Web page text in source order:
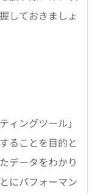
しておきましょ
ィングツール」
ることを目的と
データをわかり
にパフォーマン